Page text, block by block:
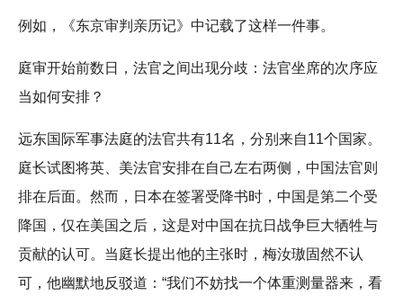
例如，《东京审判亲历记》中记载了这样一件事。
庭审开始前数日，法官之间出现分歧：法官坐席的次序应
当如何安排？
远东国际军事法庭的法官共有11名，分别来自11个国家。
庭长试图将英、美法官安排在自己左右两侧，中国法官则
排在后面。然而，日本在签署受降书时，中国是第二个受
降国，仅在美国之后，这是对中国在抗日战争巨大牺牲与
贡献的认可。当庭长提出他的主张时，梅汝璈固然不认
可，他幽默地反驳道：“我们不妨找一个体重测量器来，看